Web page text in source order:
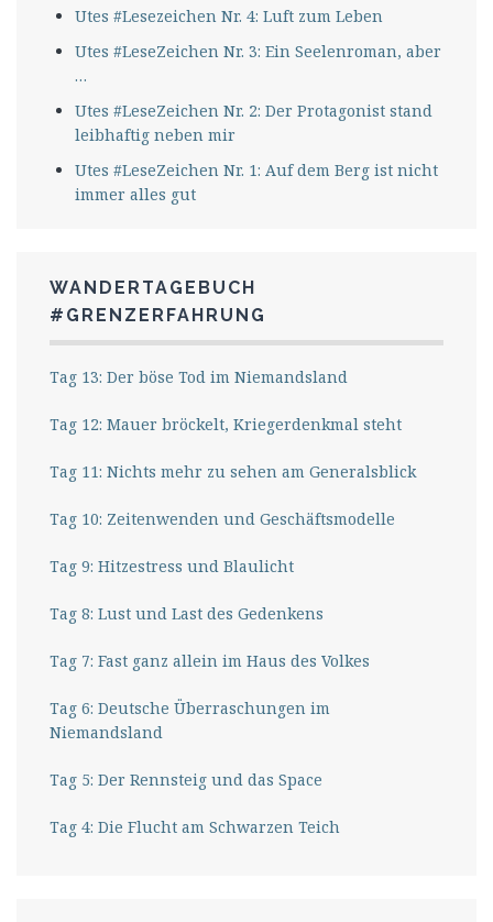
Utes #Lesezeichen Nr. 4: Luft zum Leben
Utes #LeseZeichen Nr. 3: Ein Seelenroman, aber
…
Utes #LeseZeichen Nr. 2: Der Protagonist stand
leibhaftig neben mir
Utes #LeseZeichen Nr. 1: Auf dem Berg ist nicht
immer alles gut
WANDERTAGEBUCH
#GRENZERFAHRUNG
Tag 13: Der böse Tod im Niemandsland
Tag 12: Mauer bröckelt, Kriegerdenkmal steht
Tag 11: Nichts mehr zu sehen am Generalsblick
Tag 10: Zeitenwenden und Geschäftsmodelle
Tag 9: Hitzestress und Blaulicht
Tag 8: Lust und Last des Gedenkens
Tag 7: Fast ganz allein im Haus des Volkes
Tag 6: Deutsche Überraschungen im
Niemandsland
Tag 5: Der Rennsteig und das Space
Tag 4: Die Flucht am Schwarzen Teich